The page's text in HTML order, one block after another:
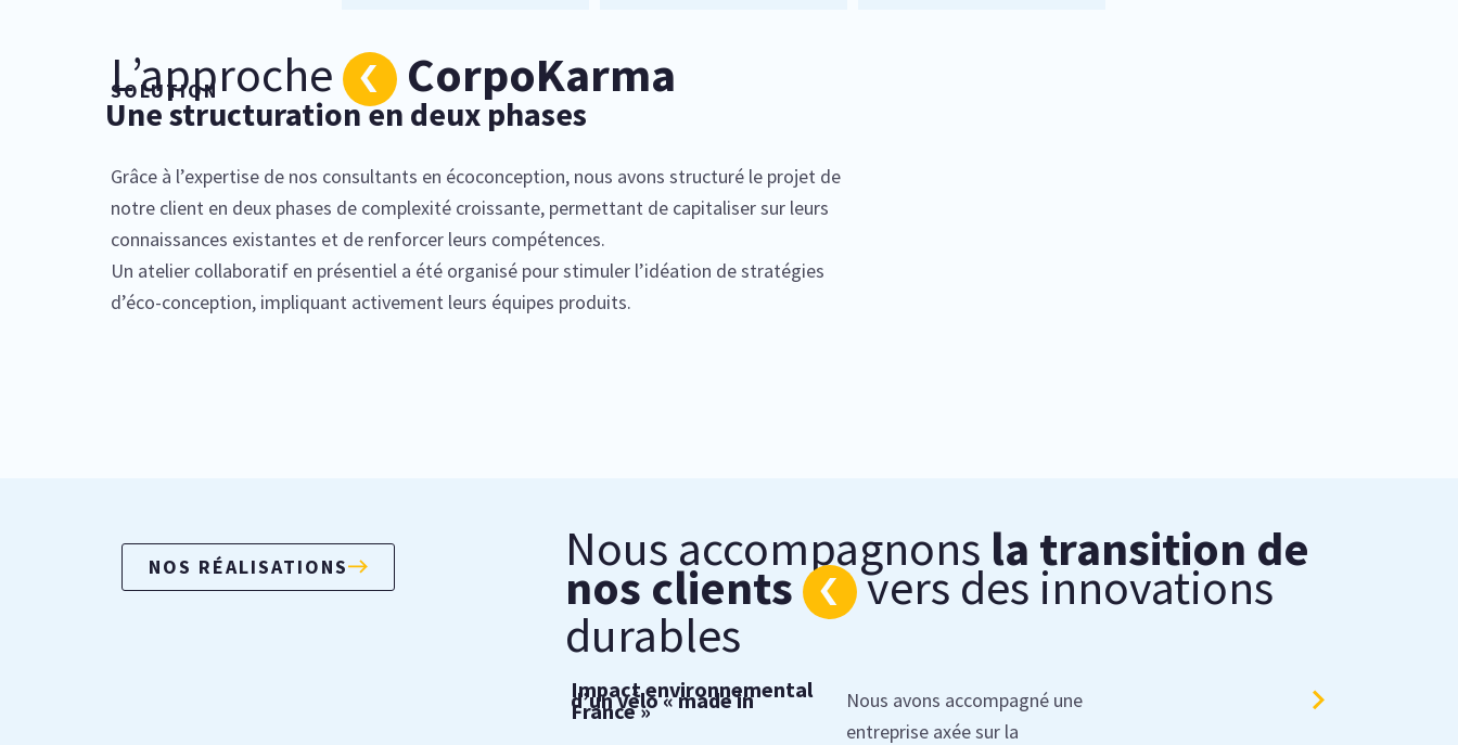
SOLUTION
L’approche CorpoKarma
Une structuration en deux phases
Grâce à l’expertise de nos consultants en écoconception, nous avons structuré le projet de
notre client en deux phases de complexité croissante, permettant de capitaliser sur leurs
connaissances existantes et de renforcer leurs compétences.
Un atelier collaboratif en présentiel a été organisé pour stimuler l’idéation de stratégies
d’éco-conception, impliquant activement leurs équipes produits.
NOS RÉALISATIONS Nous accompagnons la transition de
nos clients
vers des innovations
durables
Impact environnemental
d’un vélo « made in
France » Nous avons accompagnéune
entreprise axée sur la